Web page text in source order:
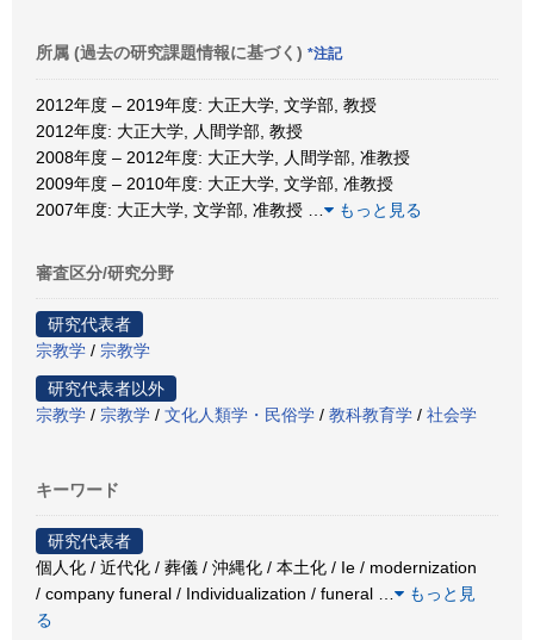
所属 (過去の研究課題情報に基づく) *注記
2012年度 – 2019年度: 大正大学, 文学部, 教授
2012年度: 大正大学, 人間学部, 教授
2008年度 – 2012年度: 大正大学, 人間学部, 准教授
2009年度 – 2010年度: 大正大学, 文学部, 准教授
2007年度: 大正大学, 文学部, 准教授
もっと見る
審査区分/研究分野
研究代表者
宗教学 / 宗教学
研究代表者以外
宗教学 / 宗教学 / 文化人類学・民俗学 / 教科教育学 / 社会学
キーワード
研究代表者
個人化 / 近代化 / 葬儀 / 沖縄化 / 本土化 / Ie / modernization
/ company funeral / Individualization / funeral
もっと見
る